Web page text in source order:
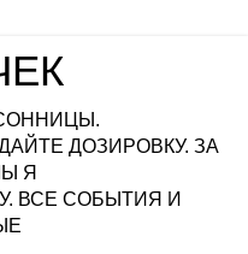
ДОЗИРОВКУ. ЗА
Я
ВСЕ СОБЫТИЯ И